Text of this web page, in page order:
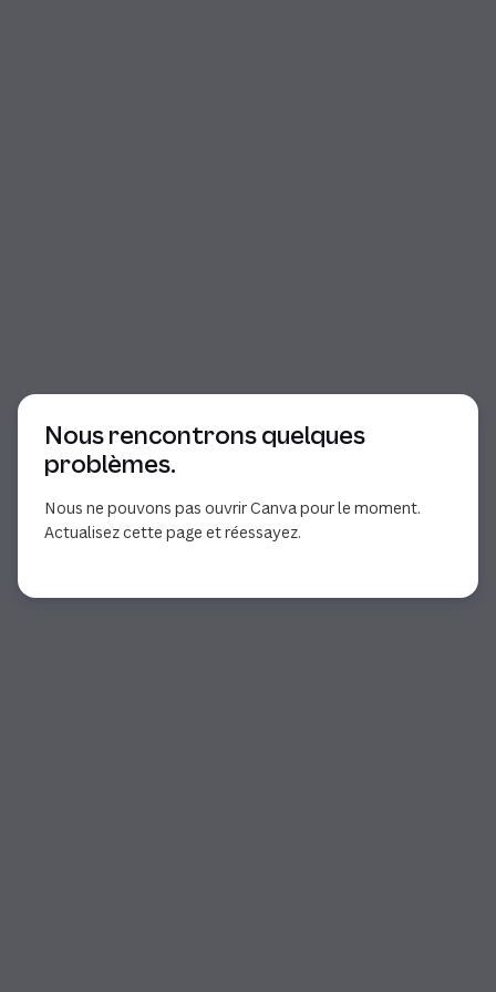
Nous rencontrons quelques
problèmes.
Nous ne pouvons pas ouvrir Canva pour le moment.
Actualisez cette page et réessayez.